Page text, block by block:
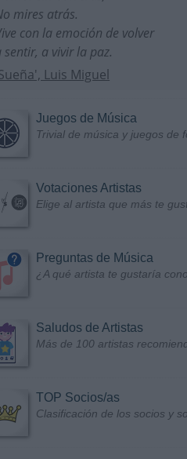
mires atrás.
con la emoción de volver
sentir, a vivir la paz.
Luis Miguel
Juegos de Música
Trivial de música y juegos de
Votaciones Artistas
Elige al artista que más te
Preguntas de Música
¿A qué artista te gustaría
Saludos de Artistas
Más de 100 artistas
TOP Socios/as
Clasificación de los socios y